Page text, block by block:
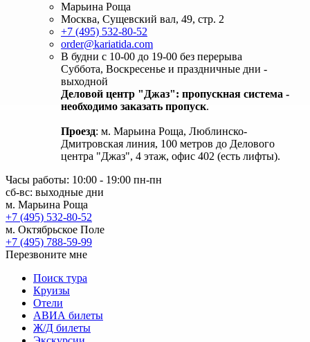
Марьина Роща
Москва, Сущевский вал, 49, стр. 2
+7 (495) 532-80-52
order@kariatida.com
В будни с 10-00 до 19-00 без перерыва
Суббота, Воскресенье и праздничные дни -
выходной
Деловой центр "Джаз": пропускная система -
необходимо заказать пропуск.
Проезд: м. Марьина Роща, Люблинско-
Дмитровская линия, 100 метров до Делового
центра "Джаз", 4 этаж, офис 402 (есть лифты).
Часы работы: 10:00 - 19:00 пн-пн
сб-вс: выходные дни
м. Марьина Роща
+7 (495) 532-80-52
м. Октябрьское Поле
+7 (495) 788-59-99
Перезвоните мне
Поиск тура
Круизы
Отели
АВИА билеты
Ж/Д билеты